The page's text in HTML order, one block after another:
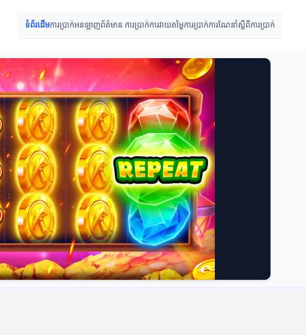
ទំព័រដើមការប្រាក់អនឡាញព័ត៌មាន ការប្រាក់ការវាយតម្លៃការប្រាក់ការណែនាំស្តីពីការប្រាក់